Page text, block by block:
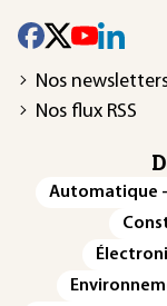
Nos
Nos flux RSS
Automatique